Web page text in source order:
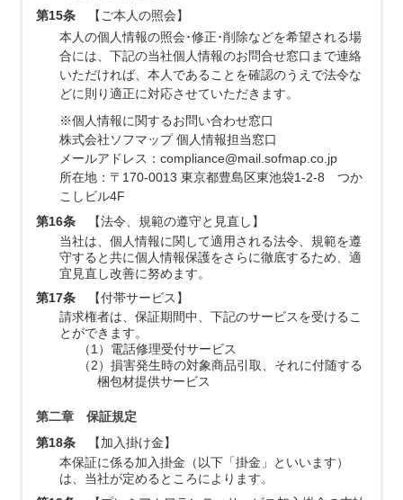
第15条
【ご本人の照会】
本人の個人情報の照会･修正･削除などを希望される場
合には、下記の当社個人情報のお問合せ窓口まで連絡
いただければ、本人であることを確認のうえで法令な
どに則り適正に対応させていただきます。
※個人情報に関するお問い合わせ窓口
株式会社ソフマップ 個人情報担当窓口
メールアドレス：compliance@mail.sofmap.co.jp
所在地：〒170-0013 東京都豊島区東池袋1-2-8 つか
こしビル4F
第16条
【法令、規範の遵守と見直し】
当社は、個人情報に関して適用される法令、規範を遵
守すると共に個人情報保護をさらに徹底するため、適
宜見直し改善に努めます。
第17条
【付帯サービス】
請求権者は、保証期間中、下記のサービスを受けるこ
とができます。
（1）電話修理受付サービス
（2）損害発生時の対象商品引取、それに付随する
梱包材提供サービス
第二章 保証規定
第18条
【加入掛け金】
本保証に係る加入掛金（以下「掛金」といいます）
は、当社が定めるところによります。